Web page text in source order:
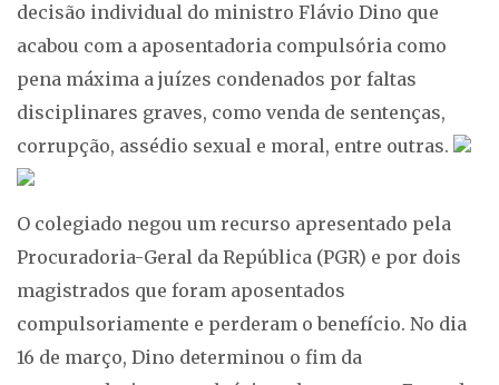
decisão individual do ministro Flávio Dino que
acabou com a aposentadoria compulsória como
pena máxima a juízes condenados por faltas
disciplinares graves, como venda de sentenças,
corrupção, assédio sexual e moral, entre outras.
O colegiado negou um recurso apresentado pela
Procuradoria-Geral da República (PGR) e por dois
magistrados que foram aposentados
compulsoriamente e perderam o benefício. No dia
16 de março, Dino determinou o fim da